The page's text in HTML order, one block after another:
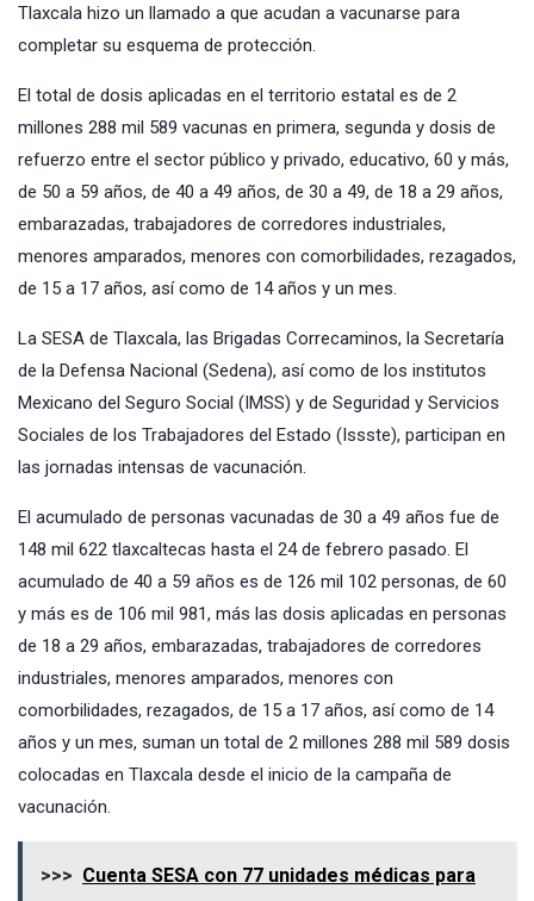
Tlaxcala hizo un llamado a que acudan a vacunarse para
completar su esquema de protección.
El total de dosis aplicadas en el territorio estatal es de 2
millones 288 mil 589 vacunas en primera, segunda y dosis de
refuerzo entre el sector público y privado, educativo, 60 y más,
de 50 a 59 años, de 40 a 49 años, de 30 a 49, de 18 a 29 años,
embarazadas, trabajadores de corredores industriales,
menores amparados, menores con comorbilidades, rezagados,
de 15 a 17 años, así como de 14 años y un mes.
La SESA de Tlaxcala, las Brigadas Correcaminos, la Secretaría
de la Defensa Nacional (Sedena), así como de los institutos
Mexicano del Seguro Social (IMSS) y de Seguridad y Servicios
Sociales de los Trabajadores del Estado (Issste), participan en
las jornadas intensas de vacunación.
El acumulado de personas vacunadas de 30 a 49 años fue de
148 mil 622 tlaxcaltecas hasta el 24 de febrero pasado. El
acumulado de 40 a 59 años es de 126 mil 102 personas, de 60
y más es de 106 mil 981, más las dosis aplicadas en personas
de 18 a 29 años, embarazadas, trabajadores de corredores
industriales, menores amparados, menores con
comorbilidades, rezagados, de 15 a 17 años, así como de 14
años y un mes, suman un total de 2 millones 288 mil 589 dosis
colocadas en Tlaxcala desde el inicio de la campaña de
vacunación.
>>> Cuenta SESA con 77 unidades médicas para